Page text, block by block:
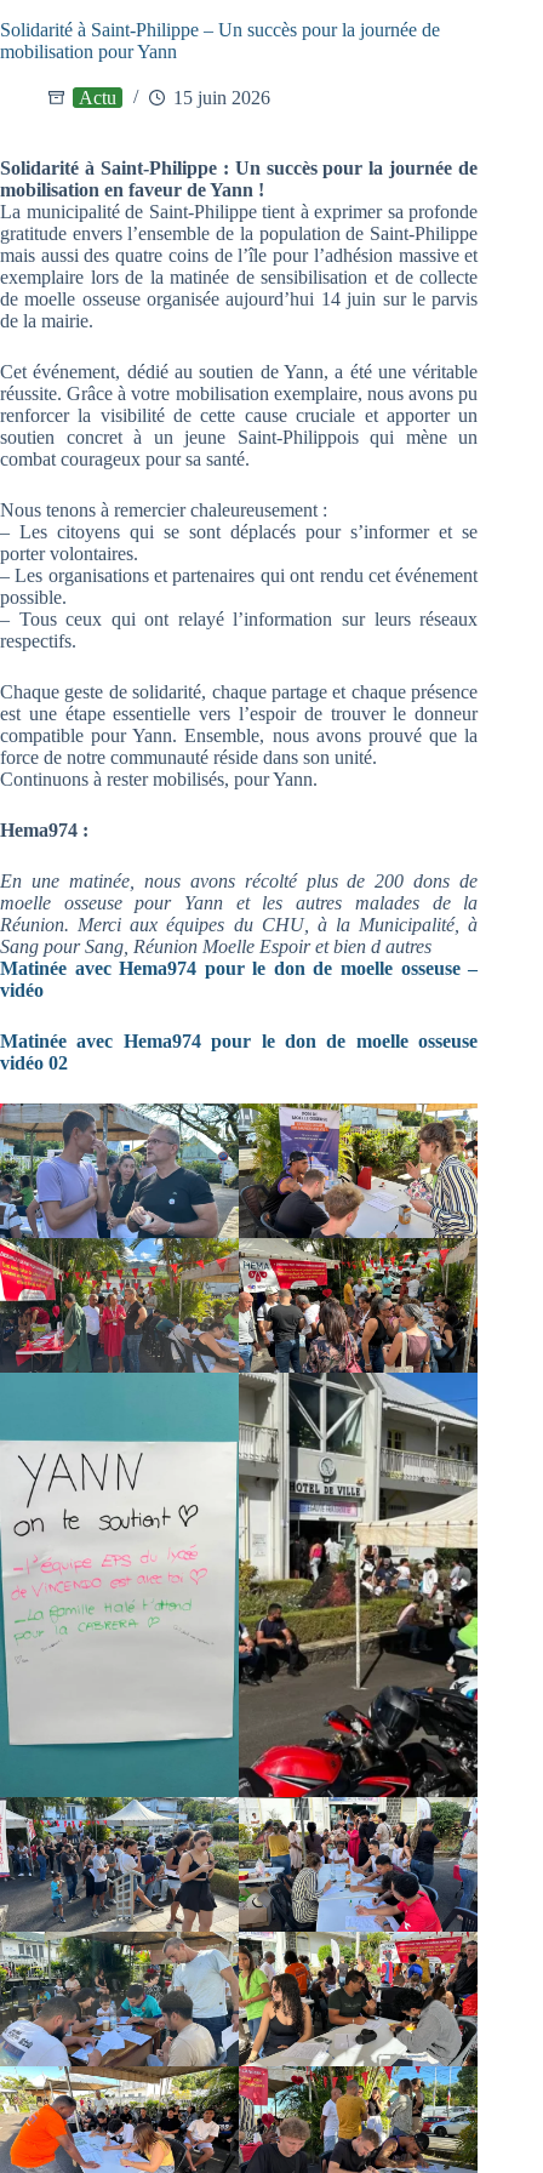
Solidarité à Saint-Philippe – Un succès pour la journée de
mobilisation pour Yann
Actu 15 juin 2026
Solidarité à Saint-Philippe : Un succès pour la journée de
mobilisation en faveur de Yann !
La municipalité de Saint-Philippe tient à exprimer sa profonde
gratitude envers l’ensemble de la population de Saint-Philippe
mais aussi des quatre coins de l’île pour l’adhésion massive et
exemplaire lors de la matinée de sensibilisation et de collecte
de moelle osseuse organisée aujourd’hui 14 juin sur le parvis
de la mairie.
Cet événement, dédié au soutien de Yann, a été une véritable
réussite. Grâce à votre mobilisation exemplaire, nous avons pu
renforcer la visibilité de cette cause cruciale et apporter un
soutien concret à un jeune Saint-Philippois qui mène un
combat courageux pour sa santé.
Nous tenons à remercier chaleureusement :
– Les citoyens qui se sont déplacés pour s’informer et se
porter volontaires.
– Les organisations et partenaires qui ont rendu cet événement
possible.
– Tous ceux qui ont relayé l’information sur leurs réseaux
respectifs.
Chaque geste de solidarité, chaque partage et chaque présence
est une étape essentielle vers l’espoir de trouver le donneur
compatible pour Yann. Ensemble, nous avons prouvé que la
force de notre communauté réside dans son unité.
Continuons à rester mobilisés, pour Yann.
Hema974 :
En une matinée, nous avons récolté plus de 200 dons de
moelle osseuse pour Yann et les autres malades de la
Réunion. Merci aux équipes du CHU, à la Municipalité, à
Sang pour Sang, Réunion Moelle Espoir et bien d autres
Matinée avec Hema974 pour le don de moelle osseuse –
vidéo
Matinée avec Hema974 pour le don de moelle osseuse
vidéo 02